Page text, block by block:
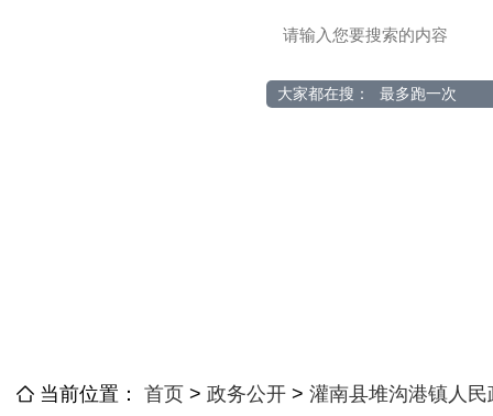
大家都在搜： 最多跑一次
当前位置： 首页 > 政务公开 > 灌南县堆沟港镇人民